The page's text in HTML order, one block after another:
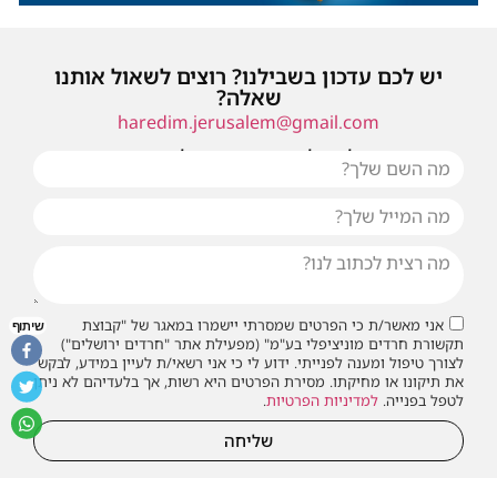
יש לכם עדכון בשבילנו? רוצים לשאול אותנו
שאלה?
haredim.jerusalem@gmail.com
או שילחו אלינו פנייה ונחזור אליכם בהקדם
אני מאשר/ת כי הפרטים שמסרתי יישמרו במאגר של "קבוצת
תקשורת חרדים מוניציפלי בע"מ" (מפעילת אתר "חרדים ירושלים")
לצורך טיפול ומענה לפנייתי. ידוע לי כי אני רשאי/ת לעיין במידע, לבקש
את תיקונו או מחיקתו. מסירת הפרטים היא רשות, אך בלעדיהם לא ניתן
לטפל בפנייה. למדיניות הפרטיות.
שליחה
שיתוף